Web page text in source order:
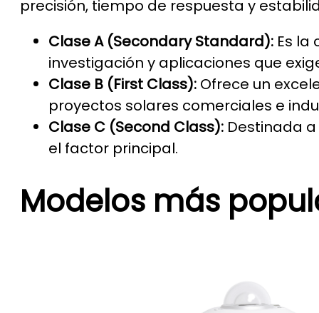
precisión, tiempo de respuesta y
Clase A (Secondary Standard): Es la
investigación y aplicaciones que
Clase B (First Class): Ofrece un
proyectos solares comerciales e
Clase C (Second Class): Destinada
el factor principal.
Modelos más